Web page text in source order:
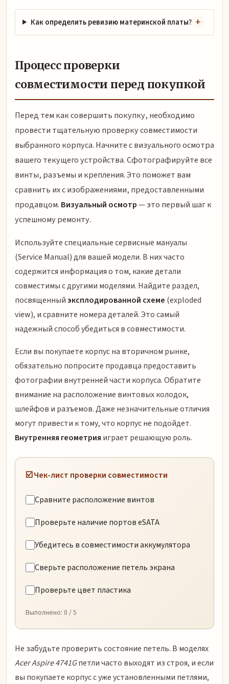
Как определить ревизию материнской платы?
Процесс проверки
совместимости перед покупкой
Перед тем как совершить покупку, необходимо
провести тщательную проверку совместимости
выбранного корпуса. Начните с визуального осмотра
вашего текущего устройства. Сфотографируйте все
винты, разъемы и крепления. Это поможет вам
сравнить их с изображениями, предоставленными
продавцом. Визуальный осмотр— это первый шаг к
успешному ремонту.
Используйте специальные сервисные мануалы
(Service Manual) для вашей модели. В них часто
содержится информация о том, какие детали
совместимы с другими моделями. Найдите раздел,
посвященныйэксплодированной схеме (exploded
view), и сравните номера деталей. Это самый
надежный способ убедиться в совместимости.
Если вы покупаете корпус на вторичном рынке,
обязательно попросите продавца предоставить
фотографии внутренней части корпуса. Обратите
внимание на расположение винтовых колодок,
шлейфов и разъемов. Даже незначительные отличия
могут привести к тому, что корпус не подойдет.
Внутренняя геометрия играет решающую роль.
☑️ Чек-лист проверки совместимости
Сравните расположение винтов
Проверьте наличие портов eSATA
Убедитесь в совместимости аккумулятора
Сверьте расположение петель экрана
Проверьте цвет пластика
Выполнено: 0 / 5
Не забудьте проверить состояние петель. В моделях
Acer Aspire 4741Gпетли часто выходят из строя, и если
вы покупаете корпус с уже установленными петлями,